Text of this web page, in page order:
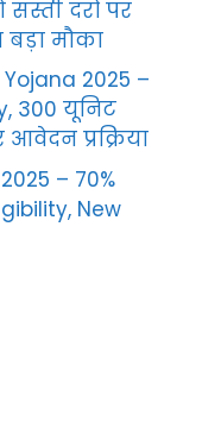
सस्ती दरों पर
मौका
2025 –
300 यूनिट
आवेदन प्रक्रिया
– 70%
New